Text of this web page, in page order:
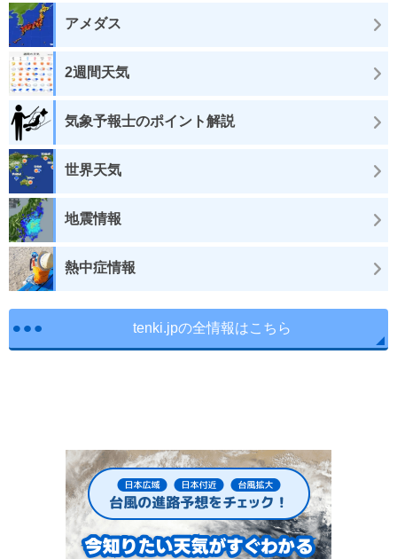
アメダス
2週間天気
気象予報士のポイント解説
世界天気
地震情報
熱中症情報
tenki.jpの全情報はこちら